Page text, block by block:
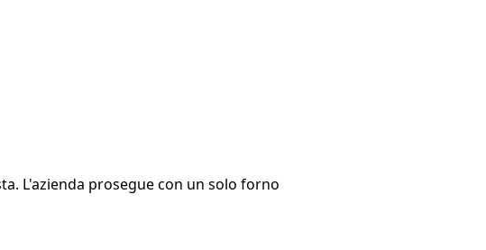
L'azienda prosegue con un solo forno